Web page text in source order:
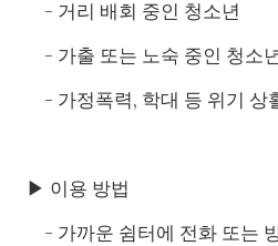
- 거리 배회 중인 청소년
- 가출 또는 노숙 중인 청소
- 가정폭력, 학대 등 위기 상
▶ 이용 방법
- 가까운 쉼터에 전화 또는